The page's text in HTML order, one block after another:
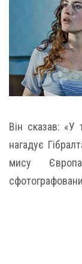
Він сказав:
нагадує
мису